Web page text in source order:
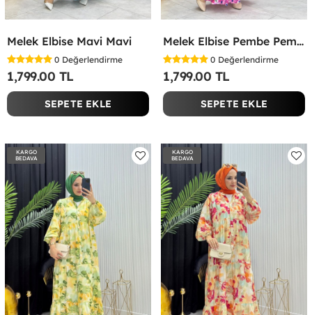
Melek Elbise Mavi Mavi
0 Değerlendirme
1,799.00 TL
SEPETE EKLE
Melek Elbise Pembe Pembe
0 Değerlendirme
1,799.00 TL
SEPETE EKLE
KARGO
BEDAVA
KARGO
BEDAVA